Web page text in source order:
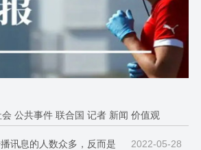
会 公共事件 联合国 记者 新闻 价值观
2022-05-28
讯息的人数众多，反而是